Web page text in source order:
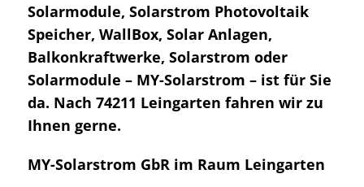
Solarmodule, Solarstrom Photovoltaik
Speicher, WallBox, Solar Anlagen,
Balkonkraftwerke, Solarstrom oder
Solarmodule – MY-Solarstrom – ist für Sie
da. Nach 74211 Leingarten fahren wir zu
Ihnen gerne.
MY-Solarstrom GbR im Raum Leingarten